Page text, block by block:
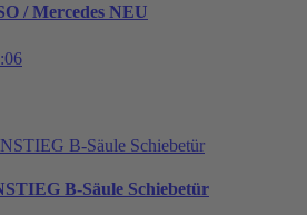
/ Mercedes NEU
B-Säule Schiebetür